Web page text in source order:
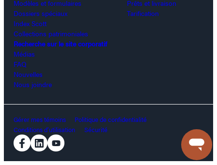
Modèles et formulaires
Dossiers spéciaux
Index Scott
Collections patrimoniales
Prêts et livraison
Tarification
Recherche sur le site corporatif
Médias
FAQ
Nouvelles
Nous joindre
Gérer mes témoins
Politique de confidentialité
Conditions d’utilisation
Sécurité